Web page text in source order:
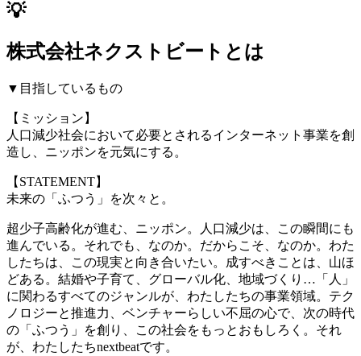
💡
株式会社ネクストビートとは
▼目指しているもの
【ミッション】
人口減少社会において必要とされるインターネット事業を創
造し、ニッポンを元気にする。
【STATEMENT】
未来の「ふつう」を次々と。
超少子高齢化が進む、ニッポン。人口減少は、この瞬間にも
進んでいる。それでも、なのか。だからこそ、なのか。わた
したちは、この現実と向き合いたい。成すべきことは、山ほ
どある。結婚や子育て、グローバル化、地域づくり…「人」
に関わるすべてのジャンルが、わたしたちの事業領域。テク
ノロジーと推進力、ベンチャーらしい不屈の心で、次の時代
の「ふつう」を創り、この社会をもっとおもしろく。それ
が、わたしたちnextbeatです。